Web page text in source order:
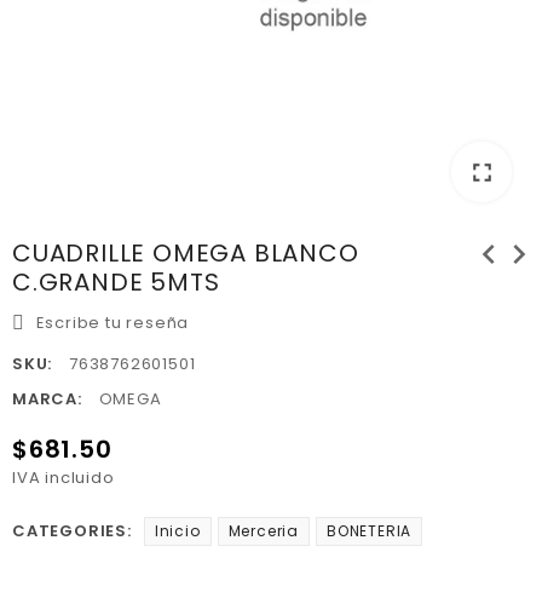
fullscreen
CUADRILLE OMEGA BLANCO
C.GRANDE 5MTS
chevron_left chevron_right
Escribe tu reseña
SKU:
7638762601501
MARCA:
OMEGA
$681.50
IVA incluido
CATEGORIES: Inicio Merceria BONETERIA